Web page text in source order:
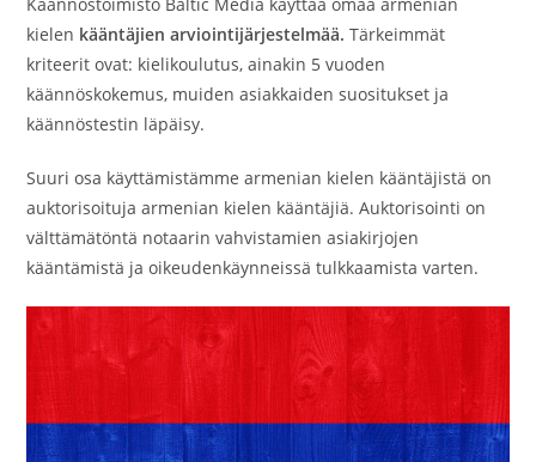
kielen kääntäjien arviointijärjestelmää.Tärkeimmät
kriteerit ovat: kielikoulutus, ainakin 5 vuoden
käännöskokemus, muiden asiakkaiden suositukset ja
käännöstestin läpäisy.
Suuri osa käyttämistämme armenian kielen kääntäjistä on
auktorisoituja armenian kielen kääntäjiä. Auktorisointi on
välttämätöntä notaarin vahvistamien asiakirjojen
kääntämistä ja oikeudenkäynneissä tulkkaamista varten.